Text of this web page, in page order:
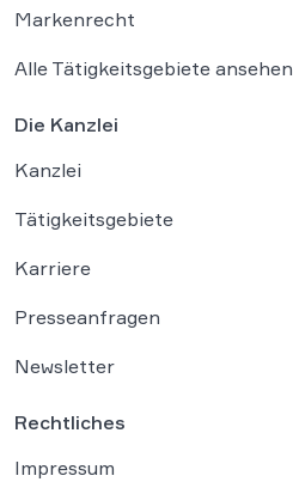
Markenrecht
Alle Tätigkeitsgebiete ansehen
Die Kanzlei
Kanzlei
Tätigkeitsgebiete
Karriere
Presseanfragen
Newsletter
Rechtliches
Impressum